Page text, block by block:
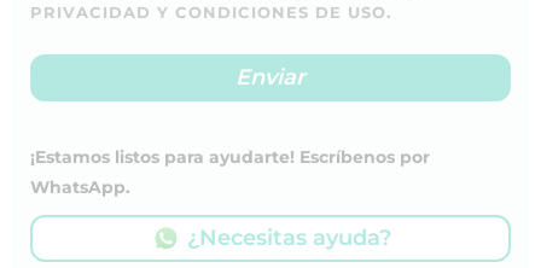
PRIVACIDAD Y CONDICIONES DE USO.
¡Estamos listos para ayudarte! Escríbenos por
WhatsApp.
¿Necesitas ayuda?